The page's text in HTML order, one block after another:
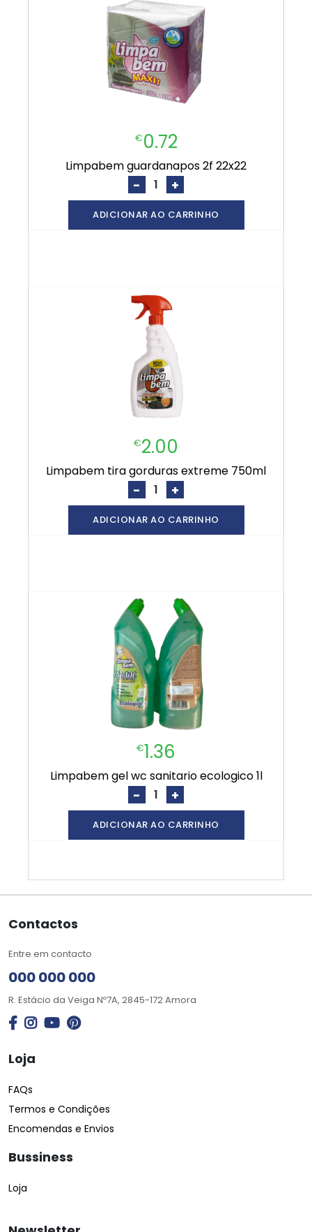
€0.72
limpabem guardanapos 2f 22x22
- +
ADICIONAR AO CARRINHO
€2.00
limpabem tira gorduras extreme 750ml
- +
ADICIONAR AO CARRINHO
€1.36
limpabem gel wc sanitario ecologico 1l
- +
ADICIONAR AO CARRINHO
Contactos
Entre em contacto
000 000 000
R. Estácio da Veiga Nº7A, 2845-172 Amora
Loja
FAQs
Termos e Condições
Encomendas e Envios
Bussiness
Loja